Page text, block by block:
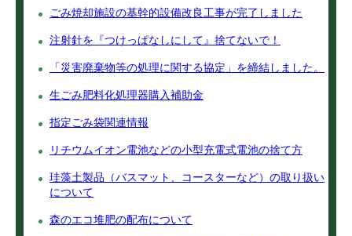
ごみ焼却施設の基幹的設備改良工事が完了しました
注射針を『つけっぱなしにして』捨てないで！
「災害廃棄物等の処理に関する協定」を締結しました。
生ごみ肥料化処理器購入補助金
指定ごみ袋関連情報
リチウムイオン電池などの小型充電式電池の捨て方
珪藻土製品（バスマット、コースターなど）の取り扱い
について
森のエコ堆肥の配布について